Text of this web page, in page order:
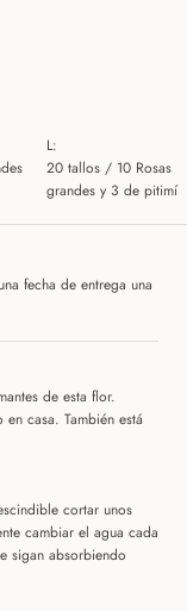
L:
20 tallos / 10 Rosas
grandes y 3 de pitimí
fecha de entrega una
de esta flor.
casa. También está
cortar unos
cambiar el agua cada
sigan absorbiendo